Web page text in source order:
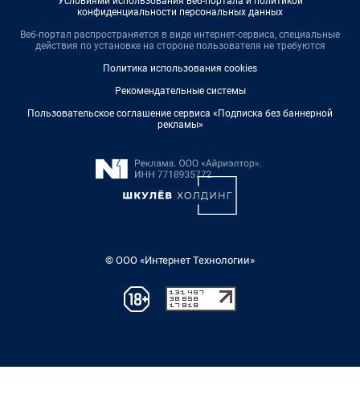
конфиденциальности персональных данных
Веб-портал распространяется в виде интернет-сервиса, специальные
действия по установке на стороне пользователя не требуются
Политика использования cookies
Рекомендательные системы
Пользовательское соглашение сервиса «Подписка без баннерной
рекламы»
© ООО «Интернет Технологии»